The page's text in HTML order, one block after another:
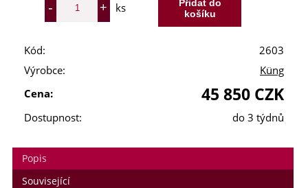
ks
Kód:
2603
Výrobce:
Küng
Cena:
45 850 CZK
Dostupnost: do 3 týdnů
Popis
Související